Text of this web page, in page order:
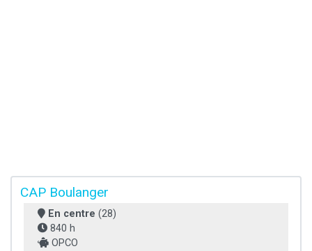
CAP Boulanger
En centre (28)
840 h
OPCO